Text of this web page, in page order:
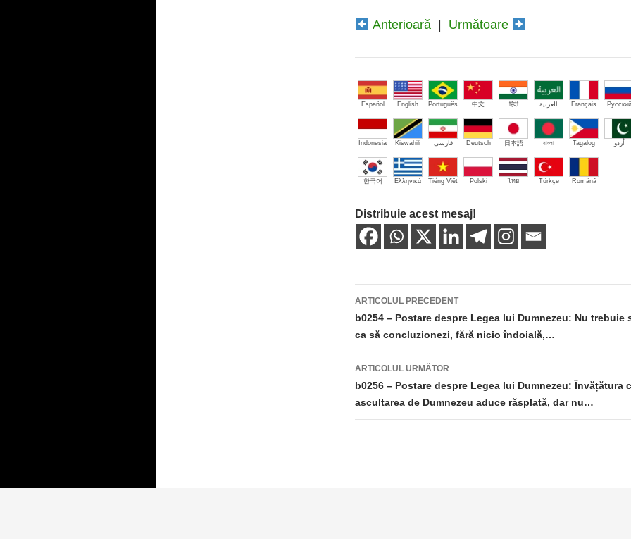
Anterioară| Următoare
Español English Português 中文 हिंदी العربية Français Русский
Indonesia Kiswahili فارسی Deutsch 日本語 বাংলা Tagalog اُردو
한국어 Ελληνικά Tiếng Việt Polski ไทย Türkçe Română
Distribuie acest mesaj!
Navigare
în
articole
ARTICOLUL PRECEDENT
b0254 – Postare despre Legea lui Dumnezeu: Nu trebuie
ca să concluzionezi, fără nicio îndoială,…
ARTICOLUL URMĂTOR
b0256 – Postare despre Legea lui Dumnezeu: Învățătura
ascultarea de Dumnezeu aduce răsplată, dar nu…